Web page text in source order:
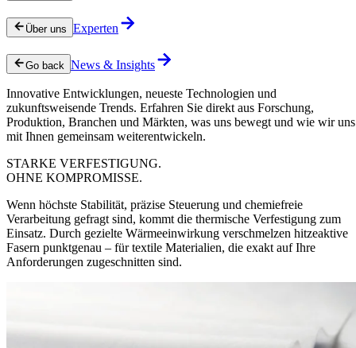
Über uns Experten
Go back News & Insights
Innovative Entwicklungen, neueste Technologien und
zukunftsweisende Trends. Erfahren Sie direkt aus Forschung,
Produktion, Branchen und Märkten, was uns bewegt und wie wir uns
mit Ihnen gemeinsam weiterentwickeln.
STARKE VERFESTIGUNG.
OHNE KOMPROMISSE.
Wenn höchste Stabilität, präzise Steuerung und chemiefreie
Verarbeitung gefragt sind, kommt die thermische Verfestigung zum
Einsatz. Durch gezielte Wärmeeinwirkung verschmelzen hitzeaktive
Fasern punktgenau – für textile Materialien, die exakt auf Ihre
Anforderungen zugeschnitten sind.